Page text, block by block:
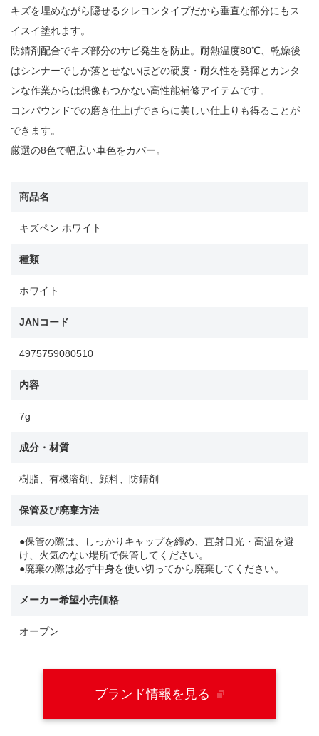
キズを埋めながら隠せるクレヨンタイプだから垂直な部分にもス
イスイ塗れます。
防錆剤配合でキズ部分のサビ発生を防止。耐熱温度80℃、乾燥後
はシンナーでしか落とせないほどの硬度・耐久性を発揮とカンタ
ンな作業からは想像もつかない高性能補修アイテムです。
コンパウンドでの磨き仕上げでさらに美しい仕上りも得ることが
できます。
厳選の8色で幅広い車色をカバー。
商品名
キズペン ホワイト
種類
ホワイト
JANコード
4975759080510
内容
7g
成分・材質
樹脂、有機溶剤、顔料、防錆剤
保管及び廃棄方法
●保管の際は、しっかりキャップを締め、直射日光・高温を避
け、火気のない場所で保管してください。
●廃棄の際は必ず中身を使い切ってから廃棄してください。
メーカー希望小売価格
オープン
ブランド情報を見る